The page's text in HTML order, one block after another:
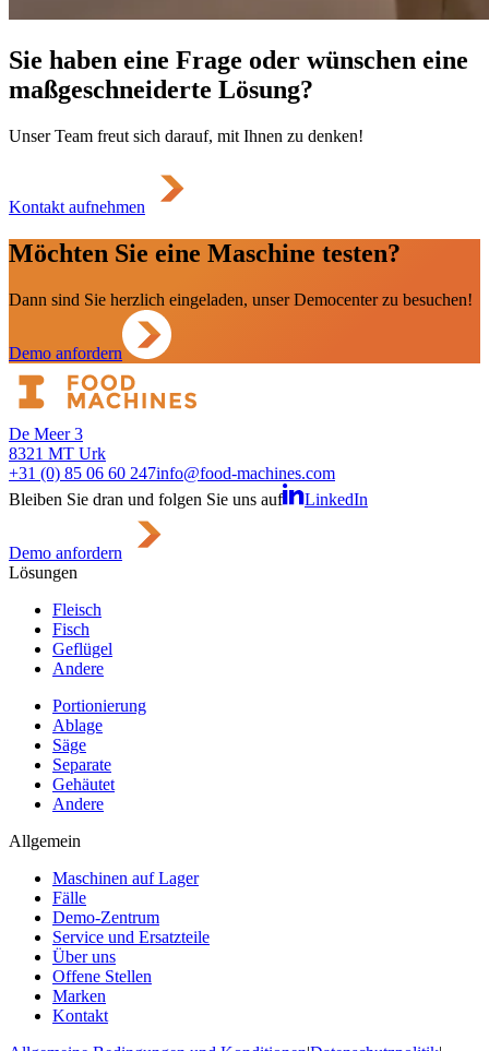
Sie haben eine Frage oder wünschen eine
maßgeschneiderte Lösung?
Unser Team freut sich darauf, mit Ihnen zu denken!
Kontakt aufnehmen
Möchten Sie eine Maschine testen?
Dann sind Sie herzlich eingeladen, unser Democenter zu besuchen!
Demo anfordern
De Meer 3
8321 MT Urk
+31 (0) 85 06 60 247info@food-machines.com
Bleiben Sie dran und folgen Sie uns auf
LinkedIn
Demo anfordern
Lösungen
Fleisch
Fisch
Geflügel
Andere
Portionierung
Ablage
Säge
Separate
Gehäutet
Andere
Allgemein
Maschinen auf Lager
Fälle
Demo-Zentrum
Service und Ersatzteile
Über uns
Offene Stellen
Marken
Kontakt